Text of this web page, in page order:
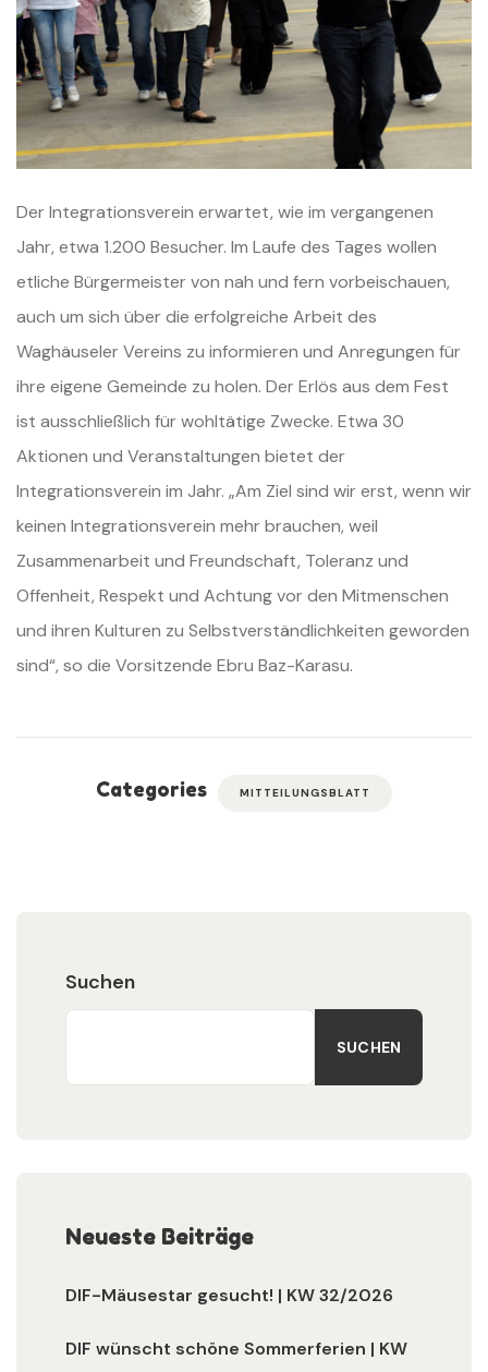
Der Integrationsverein erwartet, wie im vergangenen
Jahr, etwa 1.200 Besucher. Im Laufe des Tages wollen
etliche Bürgermeister von nah und fern vorbeischauen,
auch um sich über die erfolgreiche Arbeit des
Waghäuseler Vereins zu informieren und Anregungen für
ihre eigene Gemeinde zu holen. Der Erlös aus dem Fest
ist ausschließlich für wohltätige Zwecke. Etwa 30
Aktionen und Veranstaltungen bietet der
Integrationsverein im Jahr. „Am Ziel sind wir erst, wenn wir
keinen Integrationsverein mehr brauchen, weil
Zusammenarbeit und Freundschaft, Toleranz und
Offenheit, Respekt und Achtung vor den Mitmenschen
und ihren Kulturen zu Selbstverständlichkeiten geworden
sind“, so die Vorsitzende Ebru Baz-Karasu.
Categories MITTEILUNGSBLATT
Suchen
SUCHEN
Neueste Beiträge
DIF-Mäusestar gesucht! | KW 32/2026
DIF wünscht schöne Sommerferien | KW